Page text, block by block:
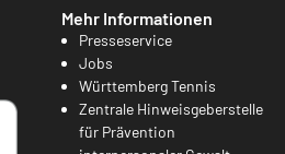
Mehr Informationen
Presseservice
Jobs
Württemberg Tennis
Zentrale Hinweisgeberstelle
für Prävention